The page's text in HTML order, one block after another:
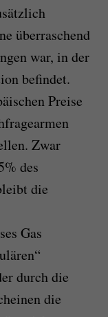
überraschend
war, in der
befindet.
Preise
Zwar
des
die
Gas
durch die
die